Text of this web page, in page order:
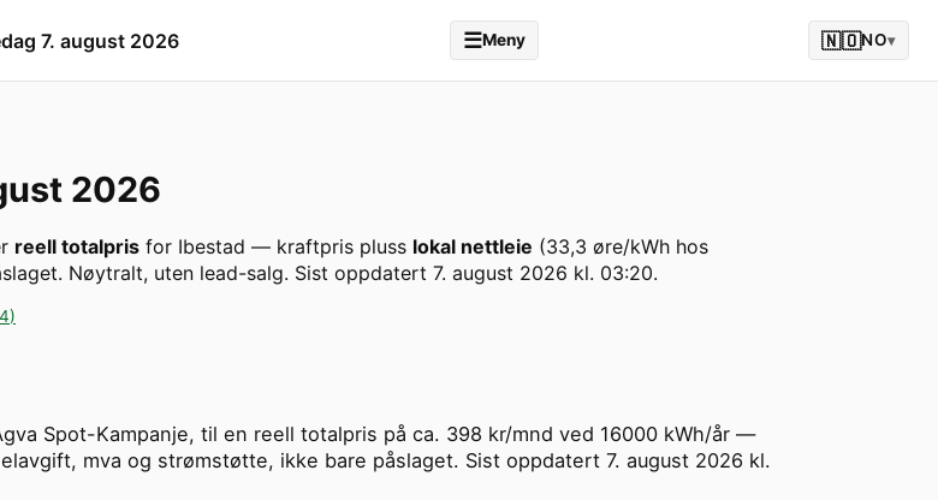
7. august 2026 ☰Meny 🇳🇴NO▾
2026
reell totalpris for Ibestad — kraftpris pluss lokal nettleie (33,3 øre/kWh hos
Nøytralt, uten lead-salg. Sist oppdatert 7. august 2026 kl. 03:20.
)
Spot-Kampanje, til en reell totalpris på ca. 398 kr/mnd ved 16000 kWh/år —
mva og strømstøtte, ikke bare påslaget. Sist oppdatert 7. august 2026 kl.